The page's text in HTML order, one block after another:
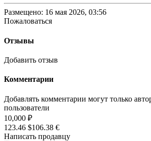
Размещено: 16 мая 2026, 03:56
Пожаловаться
Отзывы
Добавить отзыв
Комментарии
Добавлять комментарии могут только
пользователи
10,000 ₽
123.46 $106.38 €
Написать продавцу